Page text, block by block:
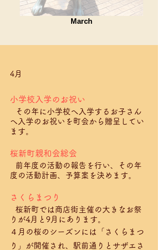
March
4月
小学校入学のお祝い​
その年に小学校へ入学するお子さん
へ入学のお祝いを町会から贈呈してい
ます。
桜新町親和会総会
前年度の活動の報告を行い、その年
度の活動計画、予算案を決めます。
さくらまつり
桜新町では商店街主催の大きなお祭
りが4月と9月にあります。
４月の桜のシーズンには「さくらまつ
り」が開催され、駅前通りとサザエさ